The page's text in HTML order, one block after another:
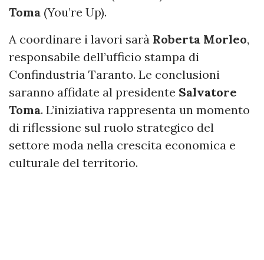
Toma (You’re Up).
A coordinare i lavori sarà Roberta Morleo,
responsabile dell’ufficio stampa di
Confindustria Taranto. Le conclusioni
saranno affidate al presidente Salvatore
Toma. L’iniziativa rappresenta un momento
di riflessione sul ruolo strategico del
settore moda nella crescita economica e
culturale del territorio.